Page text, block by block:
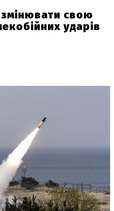
свою
ударів